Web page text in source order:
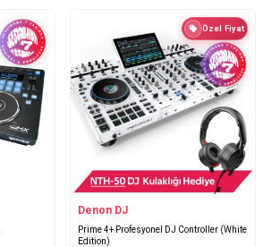
Özel Fiyat
Denon DJ
Prime 4+ Profesyonel DJ Controller (White
Edition)